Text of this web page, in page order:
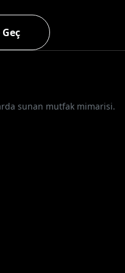
sunan mutfak mimarisi.